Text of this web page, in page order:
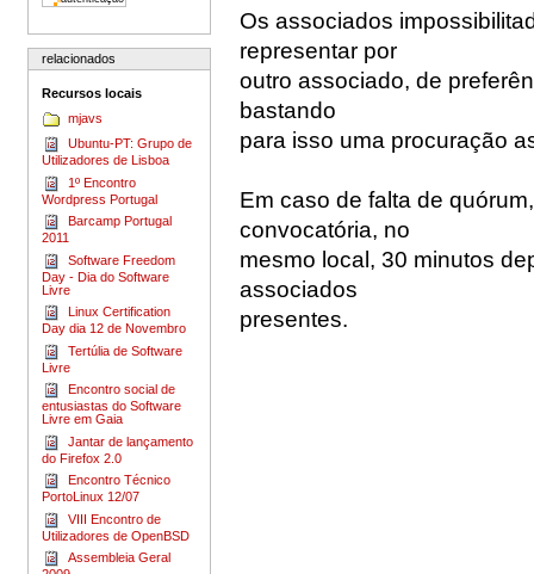
relacionados
Recursos locais
mjavs
Ubuntu-PT: Grupo de
Utilizadores de Lisboa
1º Encontro
Wordpress Portugal
Barcamp Portugal
2011
Software Freedom
Day - Dia do Software
Livre
Linux Certification
Day dia 12 de Novembro
Tertúlia de Software
Livre
Encontro social de
entusiastas do Software
Livre em Gaia
Jantar de lançamento
do Firefox 2.0
Encontro Técnico
PortoLinux 12/07
VIII Encontro de
Utilizadores de OpenBSD
Assembleia Geral
Os associados
representar por
outro associado, de
bastando
para isso uma procuração
Em caso de falta de
convocatória, no
mesmo local, 30 minutos
associados
presentes.